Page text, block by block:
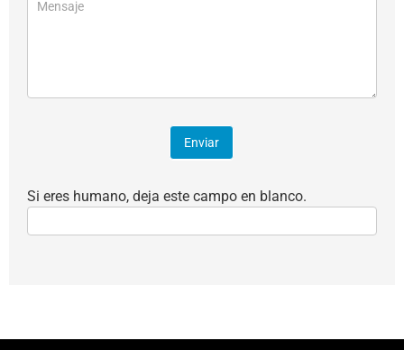
Enviar
Si eres humano, deja este campo en blanco.